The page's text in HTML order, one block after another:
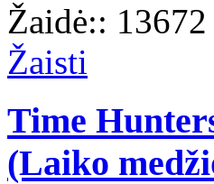
Žaidė:: 13672
Žaisti
Time
(Laiko